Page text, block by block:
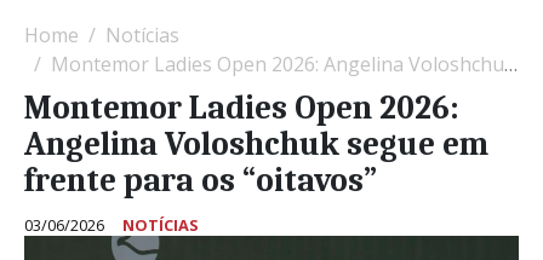
Home
Notícias
Montemor Ladies Open 2026: Angelina Voloshchuk segue em frente para os “oitavos”
Montemor Ladies Open 2026:
Angelina Voloshchuk segue em
frente para os “oitavos”
03/06/2026 NOTÍCIAS